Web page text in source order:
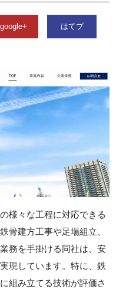
google+ はてブ
様々な工程に対応できる
骨建方工事や足場組立、
務を手掛ける同社は、安
現しています。特に、鉄
組み立てる技術が評価さ